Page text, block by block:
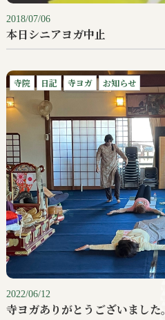
2018/07/06
本日シニアヨガ中止
寺院 日記 寺ヨガ お知らせ
2022/06/12
寺ヨガありがとうございました。